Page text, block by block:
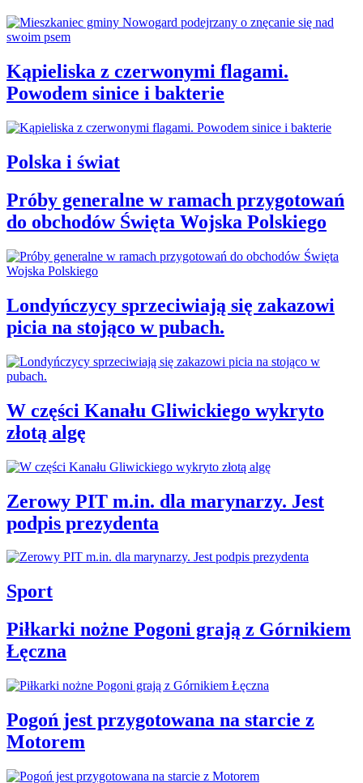
Kąpieliska z czerwonymi flagami.
Powodem sinice i bakterie
Polska i świat
Próby generalne w ramach przygotowań
do obchodów Święta Wojska Polskiego
Londyńczycy sprzeciwiają się zakazowi
picia na stojąco w pubach.
W części Kanału Gliwickiego wykryto
złotą algę
Zerowy PIT m.in. dla marynarzy. Jest
podpis prezydenta
Sport
Piłkarki nożne Pogoni grają z Górnikiem
Łęczna
Pogoń jest przygotowana na starcie z
Motorem